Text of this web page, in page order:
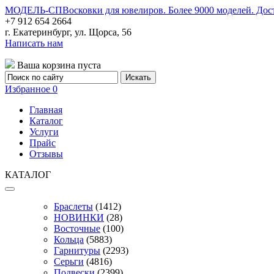
МОДЕЛЬ-СПВосковки для ювелиров. Более 9000 моделей.
+7 912 654 2664
г. Екатеринбург, ул. Щорса, 56
Написать нам
Ваша корзина пуста
Избранное 0
Главная
Каталог
Услуги
Прайс
Отзывы
КАТАЛОГ
Браслеты (1412)
НОВИНКИ (28)
Восточные (100)
Кольца (5883)
Гарнитуры (2293)
Серьги (4816)